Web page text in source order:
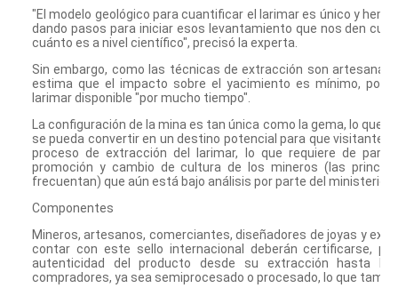
"El modelo geológico para cuantificar el larimar es único y
dando pasos para iniciar esos levantamiento que nos den
cuánto es a nivel científico", precisó la experta.
Sin embargo, como las técnicas de extracción son
estima que el impacto sobre el yacimiento es mínimo, por
larimar disponible "por mucho tiempo".
La configuración de la mina es tan única como la gema, lo que
se pueda convertir en un destino potencial para que visitantes
proceso de extracción del larimar, lo que requiere de
promoción y cambio de cultura de los mineros (las
frecuentan) que aún está bajo análisis por parte del ministerio.
Componentes
Mineros, artesanos, comerciantes, diseñadores de joyas y
contar con este sello internacional deberán certificarse,
autenticidad del producto desde su extracción hasta
compradores, ya sea semiprocesado o procesado, lo que